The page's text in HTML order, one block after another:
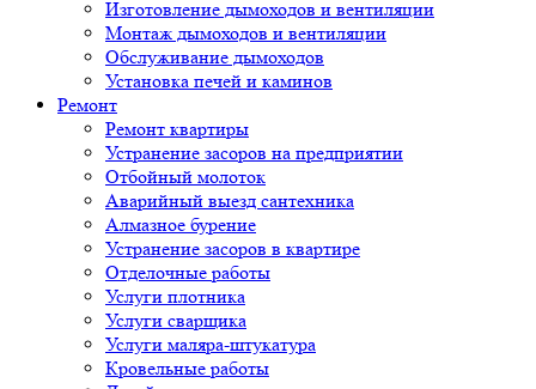
Изготовление дымоходов и вентиляции
Монтаж дымоходов и вентиляции
Обслуживание дымоходов
Установка печей и каминов
Ремонт
Ремонт квартиры
Устранение засоров на предприятии
Отбойный молоток
Аварийный выезд сантехника
Алмазное бурение
Устранение засоров в квартире
Отделочные работы
Услуги плотника
Услуги сварщика
Услуги маляра-штукатура
Кровельные работы